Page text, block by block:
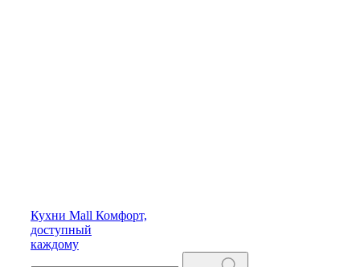
Кухни Mall Комфорт,
доступный
каждому